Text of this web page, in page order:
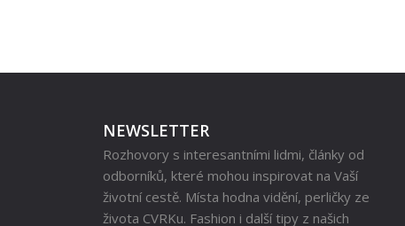
NEWSLETTER
Rozhovory s interesantními lidmi, články od
odborníků, které mohou inspirovat na Vaší
životní cestě. Místa hodna vidění, perličky ze
života CVRKu. Fashion i další tipy z našich